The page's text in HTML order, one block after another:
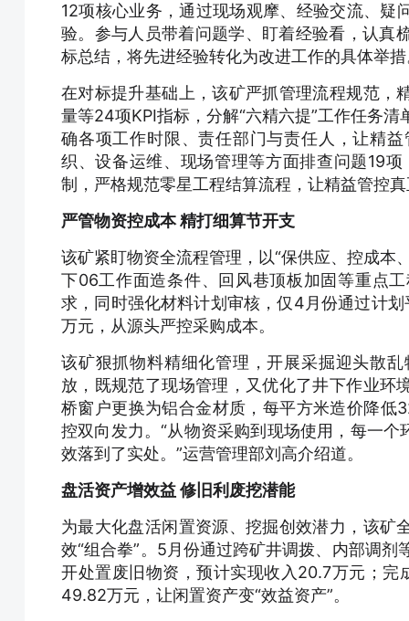
12项核心业务，通过现场观摩、经验交流、
验。参与人员带着问题学、盯着经验看，认真
标总结，将先进经验转化为改进工作的具体举
在对标提升基础上，该矿严抓管理流程规范，
量等24项KPI指标，分解“六精六提”工作任务
确各项工作时限、责任部门与责任人，让精
织、设备运维、现场管理等方面排查问题19
制，严格规范零星工程结算流程，让精益管控
严管物资控成本 精打细算节开支
该矿紧盯物资全流程管理，以“保供应、控成本
下06工作面造条件、回风巷顶板加固等重点
求，同时强化材料计划审核，仅4月份通过计
万元，从源头严控采购成本。
该矿狠抓物料精细化管理，开展采掘迎头散
放，既规范了现场管理，又优化了井下作业环
桥窗户更换为铝合金材质，每平方米造价降
控双向发力。“从物资采购到现场使用，每一
效落到了实处。”运营管理部刘高介绍道。
盘活资产增效益 修旧利废挖潜能
为最大化盘活闲置资源、挖掘创效潜力，该矿
效“组合拳”。5月份通过跨矿井调拨、内部调
开处置废旧物资，预计实现收入20.7万元；
49.82万元，让闲置资产变“效益资产”。